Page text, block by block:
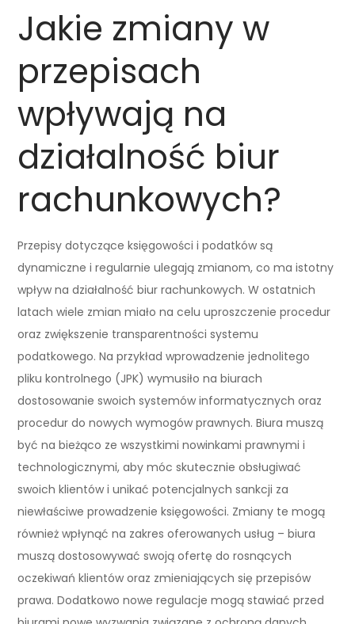
Jakie zmiany w
przepisach
wpływają na
działalność biur
rachunkowych?
Przepisy dotyczące księgowości i podatków są
dynamiczne i regularnie ulegają zmianom, co ma istotny
wpływ na działalność biur rachunkowych. W ostatnich
latach wiele zmian miało na celu uproszczenie procedur
oraz zwiększenie transparentności systemu
podatkowego. Na przykład wprowadzenie jednolitego
pliku kontrolnego (JPK) wymusiło na biurach
dostosowanie swoich systemów informatycznych oraz
procedur do nowych wymogów prawnych. Biura muszą
być na bieżąco ze wszystkimi nowinkami prawnymi i
technologicznymi, aby móc skutecznie obsługiwać
swoich klientów i unikać potencjalnych sankcji za
niewłaściwe prowadzenie księgowości. Zmiany te mogą
również wpłynąć na zakres oferowanych usług – biura
muszą dostosowywać swoją ofertę do rosnących
oczekiwań klientów oraz zmieniających się przepisów
prawa. Dodatkowo nowe regulacje mogą stawiać przed